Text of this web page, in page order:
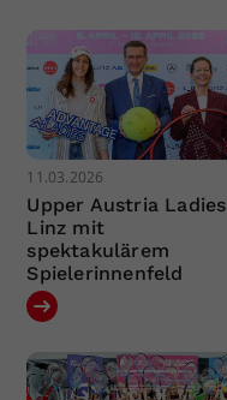
11.03.2026
Upper Austria Ladies
Linz mit
spektakulärem
Spielerinnenfeld